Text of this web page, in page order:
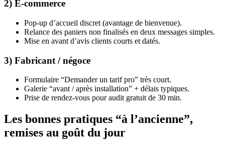
2) E-commerce
Pop-up d’accueil discret (avantage de bienvenue).
Relance des paniers non finalisés en deux messages simples.
Mise en avant d’avis clients courts et datés.
3) Fabricant / négoce
Formulaire “Demander un tarif pro” très court.
Galerie “avant / après installation” + délais typiques.
Prise de rendez-vous pour audit gratuit de 30 min.
Les bonnes pratiques “à l’ancienne”,
remises au goût du jour